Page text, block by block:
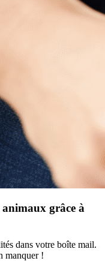
animaux grâce à
dans votre boîte mail.
manquer !